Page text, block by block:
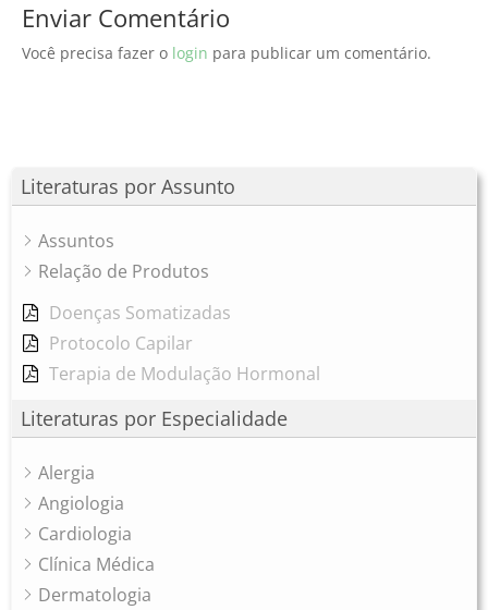
Literaturas por Assunto
Assuntos
Relação de Produtos
Doenças Somatizadas
Protocolo Capilar
Terapia de Modulação Hormonal
Literaturas por Especialidade
Alergia
Angiologia
Cardiologia
Clínica Médica
Dermatologia
Enviar Comentário
Você precisa fazer o login para publicar um comentário.